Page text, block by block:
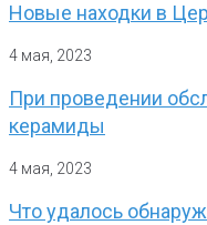
Новые находки в
4 мая, 2023
При проведении
керамиды
4 мая, 2023
Что удалось